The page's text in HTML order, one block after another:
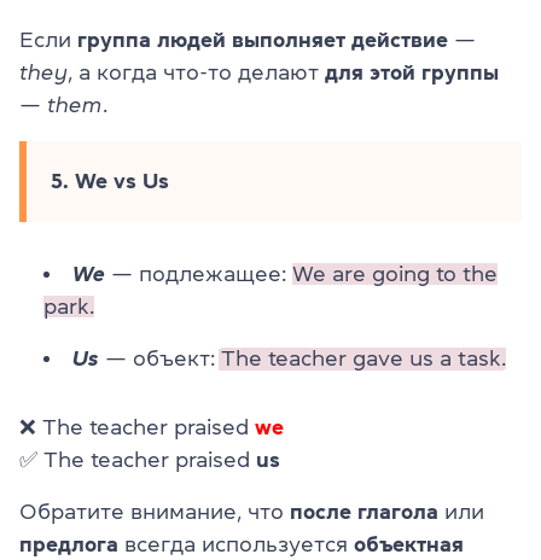
Если группа людей выполняет действие —
they , а когда что-то делают для этой группы
— them
5. We vs Us
We — подлежащее: We are going to the
park.
Us — объект: The teacher gave us a task.
❌ The teacher praised we
✅ The teacher praised us
Обратите внимание, что после глагола или
предлога всегда используется объектная